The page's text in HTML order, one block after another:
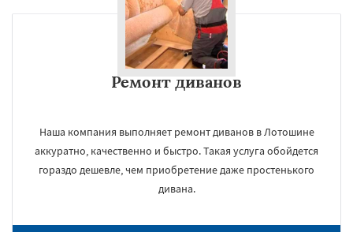
Ремонт диванов
Наша компания выполняет ремонт диванов в Лотошине
аккуратно, качественно и быстро. Такая услуга обойдется
гораздо дешевле, чем приобретение даже простенького
дивана.